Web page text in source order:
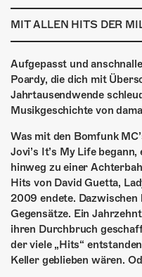
KONTAKT
ÜBER UNS
GÖNNEREI
SHOP
MIT ALLEN HITS DER
Aufgepasst und
Poardy, die dich mit
Jahrtausendwende
Musikgeschichte von
Was mit den Bomfunk
Jovi’s It’s My Life
hinweg zu einer
Hits von David Guetta,
2009 endete.
Gegensätze. Ein
ihren Durchbruch
der viele „Hits“
Keller geblieben wären.